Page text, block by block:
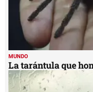
MUNDO
La tarántula que